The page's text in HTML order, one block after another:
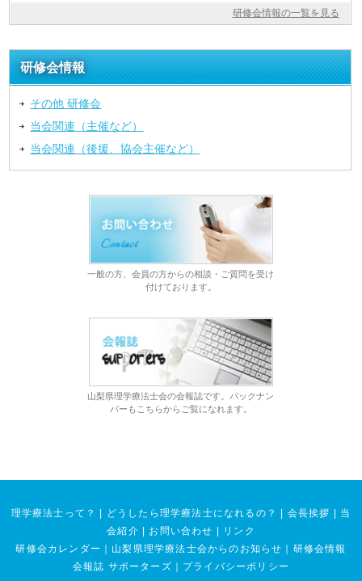
研修会情報の一覧を見る
研修会情報
その他 研修会
当会関連（主催など）
当会関連（後援、協会主催など）
一般の方、会員の方からの相談・ご質問を受け
付けております。
山梨県理学療法士会の会報誌です。バックナン
バーもこちらからご覧になれます。
理学療法士って？ どうしたら理学療法士になれるの？ 会長挨拶
当
会紹介
お問い合わせ
リンク
研修会カレンダー
山梨県理学療法士会からのお知らせ
研修会情報
会報誌 サポーターズ
プライバシーポリシー